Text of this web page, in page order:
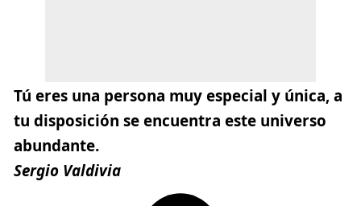
Tú eres una persona muy especial y única, a
tu disposición se encuentra este universo
abundante.
Sergio Valdivia